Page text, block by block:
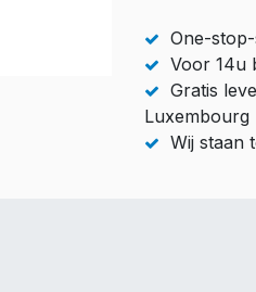
One-
Voor 14u
Gratis
Luxembourg
Wij staan